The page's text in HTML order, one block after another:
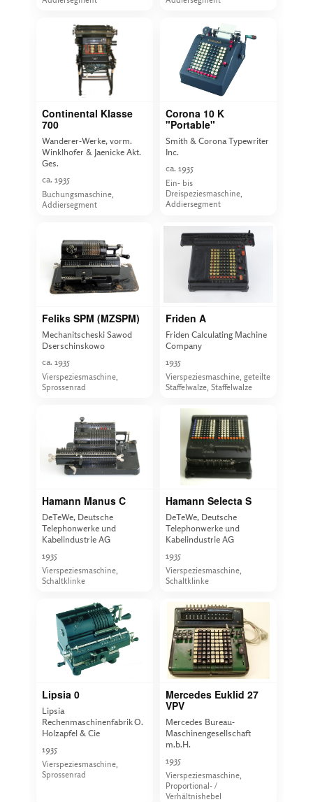
Continental Klasse
700
Wanderer-Werke, vorm.
Winklhofer & Jaenicke Akt.
Ges.
ca. 1935
Buchungsmaschine,
Addiersegment
Corona 10 K
"Portable"
Smith & Corona Typewriter
Inc.
ca. 1935
Ein- bis
Dreispeziesmaschine,
Addiersegment
Feliks SPM (MZSPM)
Mechanitscheski Sawod
Dserschinskowo
ca. 1935
Vierspeziesmaschine,
Sprossenrad
Friden A
Friden Calculating Machine
Company
1935
Vierspeziesmaschine, geteilte
Staffelwalze, Staffelwalze
Hamann Manus C
DeTeWe, Deutsche
Telephonwerke und
Kabelindustrie AG
1935
Vierspeziesmaschine,
Schaltklinke
Hamann Selecta S
DeTeWe, Deutsche
Telephonwerke und
Kabelindustrie AG
1935
Vierspeziesmaschine,
Schaltklinke
Lipsia 0
Lipsia
Rechenmaschinenfabrik O.
Holzapfel & Cie
1935
Vierspeziesmaschine,
Sprossenrad
Mercedes Euklid 27
VPV
Mercedes Bureau-
Maschinengesellschaft
m.b.H.
1935
Vierspeziesmaschine,
Proportional- /
Verhältnishebel